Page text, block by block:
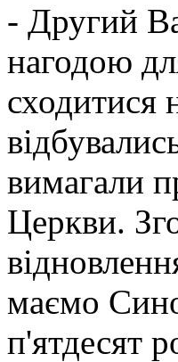
- Другий
нагодою
сходитися
вимагали
Церкви.
маємо
п'ятдесят